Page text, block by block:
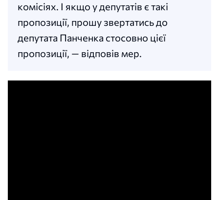
комісіях. І якщо у депутатів є такі
пропозиції, прошу звертатись до
депутата Панченка стосовно цієї
пропозиції, — відповів мер.